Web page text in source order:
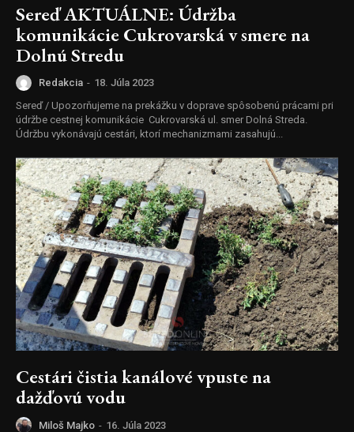
Sereď AKTUÁLNE: Údržba
komunikácie Cukrovarská v smere na
Dolnú Stredu
Redakcia - 18. Júla 2023
Sereď / Upozorňujeme na prekážku v doprave spôsobenú prácami pri
údržbe cestnej komunikácie Cukrovarská ul. smer Dolná Streda.
Údržbu vykonávajú cestári, ktorí mechanizmami zasahujú...
Cestári čistia kanálové vpuste na
dažďovú vodu
Miloš Majko - 16. Júla 2023